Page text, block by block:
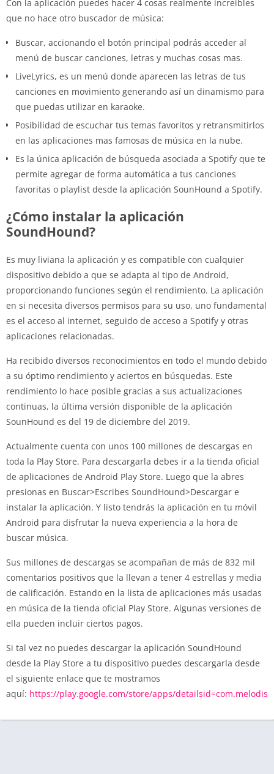
Con la aplicación puedes hacer 4 cosas realmente increíbles
que no hace otro buscador de música:
Buscar, accionando el botón principal podrás acceder al
menú de buscar canciones, letras y muchas cosas mas.
LiveLyrics, es un menú donde aparecen las letras de tus
canciones en movimiento generando así un dinamismo para
que puedas utilizar en karaoke.
Posibilidad de escuchar tus temas favoritos y retransmitirlos
en las aplicaciones mas famosas de música en la nube.
Es la única aplicación de búsqueda asociada a Spotify que te
permite agregar de forma automática a tus canciones
favoritas o playlist desde la aplicación SounHound a Spotify.
¿Cómo instalar la aplicación
SoundHound?
Es muy liviana la aplicación y es compatible con cualquier
dispositivo debido a que se adapta al tipo de Android,
proporcionando funciones según el rendimiento. La aplicación
en si necesita diversos permisos para su uso, uno fundamental
es el acceso al internet, seguido de acceso a Spotify y otras
aplicaciones relacionadas.
Ha recibido diversos reconocimientos en todo el mundo debido
a su óptimo rendimiento y aciertos en búsquedas. Este
rendimiento lo hace posible gracias a sus actualizaciones
continuas, la última versión disponible de la aplicación
SounHound es del 19 de diciembre del 2019.
Actualmente cuenta con unos 100 millones de descargas en
toda la Play Store. Para descargarla debes ir a la tienda oficial
de aplicaciones de Android Play Store. Luego que la abres
presionas en Buscar>Escribes SoundHound>Descargar e
instalar la aplicación. Y listo tendrás la aplicación en tu móvil
Android para disfrutar la nueva experiencia a la hora de
buscar música.
Sus millones de descargas se acompañan de más de 832 mil
comentarios positivos que la llevan a tener 4 estrellas y media
de calificación. Estando en la lista de aplicaciones más usadas
en música de la tienda oficial Play Store. Algunas versiones de
ella pueden incluir ciertos pagos.
Si tal vez no puedes descargar la aplicación SoundHound
desde la Play Store a tu dispositivo puedes descargarla desde
el siguiente enlace que te mostramos
aquí: https://play.google.com/store/apps/